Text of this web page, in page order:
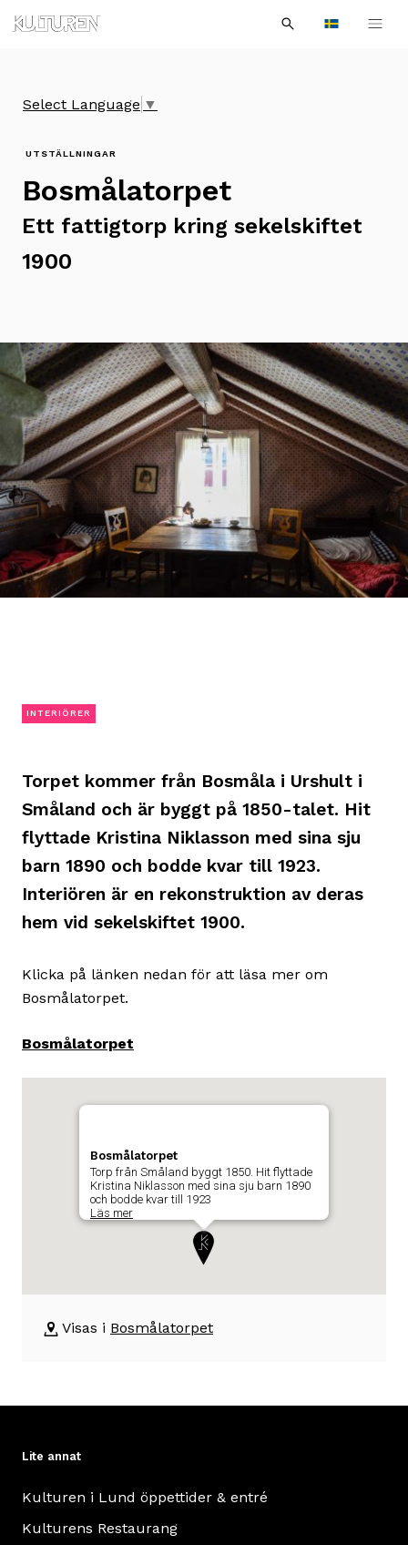
navigationen
innehållet
Languages
efter:
Sök
Select Language ▼
UTSTÄLLNINGAR
Bosmålatorpet
Ett fattigtorp kring sekelskiftet
1900
INTERIÖRER
Torpet kommer från Bosmåla i Urshult i
Småland och är byggt på 1850-talet. Hit
flyttade Kristina Niklasson med sina sju
barn 1890 och bodde kvar till 1923.
Interiören är en rekonstruktion av deras
hem vid sekelskiftet 1900.
Klicka på länken nedan för att läsa mer om
Bosmålatorpet.
Bosmålatorpet
byggnadens
position
beskrivning
Bosmålatorpet
Torp från Småland byggt 1850. Hit flyttade
Kristina Niklasson med sina sju barn 1890
och bodde kvar till 1923
Läs mer
Torp
Hit
Kristina
Niklasson
Visas i Bosmålatorpet
Lite annat
Kulturen i Lund öppettider & entré
Kulturens Restaurang